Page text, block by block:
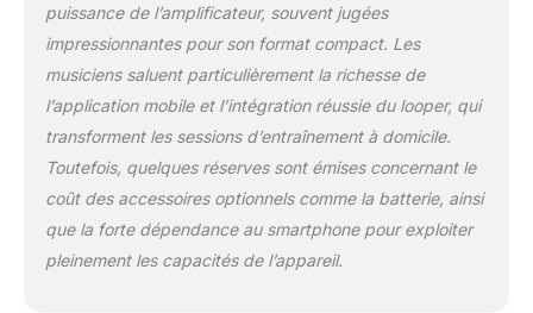
puissance de l’amplificateur, souvent jugées
impressionnantes pour son format compact. Les
musiciens saluent particulièrement la richesse de
l’application mobile et l’intégration réussie du looper, qui
transforment les sessions d’entraînement à domicile.
Toutefois, quelques réserves sont émises concernant le
coût des accessoires optionnels comme la batterie, ainsi
que la forte dépendance au smartphone pour exploiter
pleinement les capacités de l’appareil.